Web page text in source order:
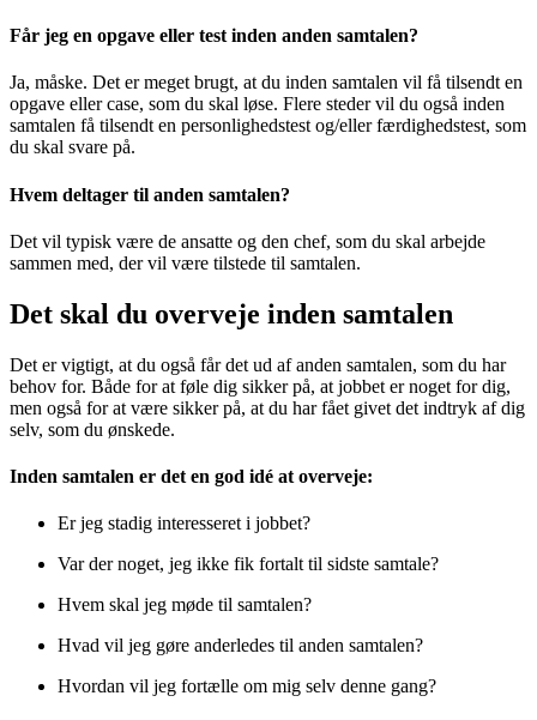
Får jeg en opgave eller test inden anden samtalen?
Ja, måske. Det er meget brugt, at du inden samtalen vil få tilsendt en
opgave eller case, som du skal løse. Flere steder vil du også inden
samtalen få tilsendt en personlighedstest og/eller færdighedstest, som
du skal svare på.
Hvem deltager til anden samtalen?
Det vil typisk være de ansatte og den chef, som du skal arbejde
sammen med, der vil være tilstede til samtalen.
Det skal du overveje inden samtalen
Det er vigtigt, at du også får det ud af anden samtalen, som du har
behov for. Både for at føle dig sikker på, at jobbet er noget for dig,
men også for at være sikker på, at du har fået givet det indtryk af dig
selv, som du ønskede.
Inden samtalen er det en god idé at overveje:
Er jeg stadig interesseret i jobbet?
Var der noget, jeg ikke fik fortalt til sidste samtale?
Hvem skal jeg møde til samtalen?
Hvad vil jeg gøre anderledes til anden samtalen?
Hvordan vil jeg fortælle om mig selv denne gang?